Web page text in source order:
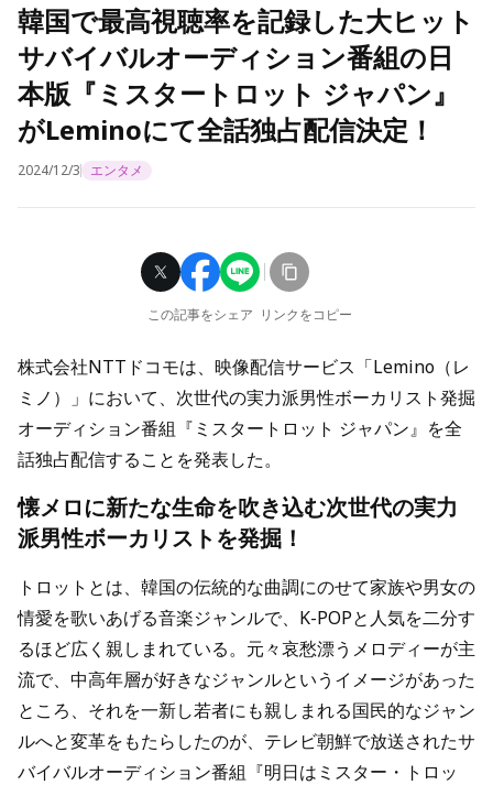
韓国で最高視聴率を記録した大ヒット
サバイバルオーディション番組の日
本版『ミスタートロット ジャパン』
がLeminoにて全話独占配信決定！
2024/12/3 エンタメ
この記事をシェア リンクをコピー
株式会社NTTドコモは、映像配信サービス「Lemino（レ
ミノ）」において、次世代の実力派男性ボーカリスト発掘
オーディション番組『ミスタートロット ジャパン』を全
話独占配信することを発表した。
懐メロに新たな生命を吹き込む次世代の実力
派男性ボーカリストを発掘！
トロットとは、韓国の伝統的な曲調にのせて家族や男女の
情愛を歌いあげる音楽ジャンルで、K-POPと人気を二分す
るほど広く親しまれている。元々哀愁漂うメロディーが主
流で、中高年層が好きなジャンルというイメージがあった
ところ、それを一新し若者にも親しまれる国民的なジャン
ルへと変革をもたらしたのが、テレビ朝鮮で放送されたサ
バイバルオーディション番組『明日はミスター・トロッ